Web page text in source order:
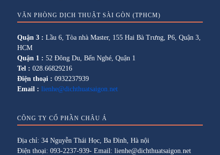
VĂN PHÒNG DỊCH THUẬT SÀI GÒN (TPHCM)
Quận 3 : Lầu 6, Tòa nhà Master, 155 Hai Bà Trưng, P6, Quận 3,
HCM
Quận 1 : 52 Đông Du, Bến Nghé, Quận 1
Tel : 028.66829216
Điện thoại : 0932237939
Email : lienhe@dichthuatsaigon.net
CÔNG TY CỔ PHẦN CHÂU Á
Địa chỉ: 34 Nguyễn Thái Học, Ba Đình, Hà nội
Điện thoại: 093-2237-939- Email: lienhe@dichthuatsaigon.net